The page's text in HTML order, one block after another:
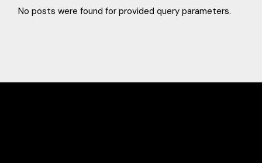
No posts were found for provided query parameters.